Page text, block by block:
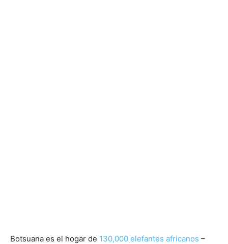
Botsuana es el hogar de 130,000 elefantes africanos –